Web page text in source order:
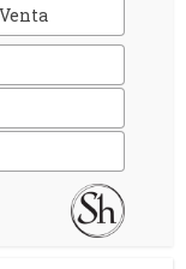
Venta